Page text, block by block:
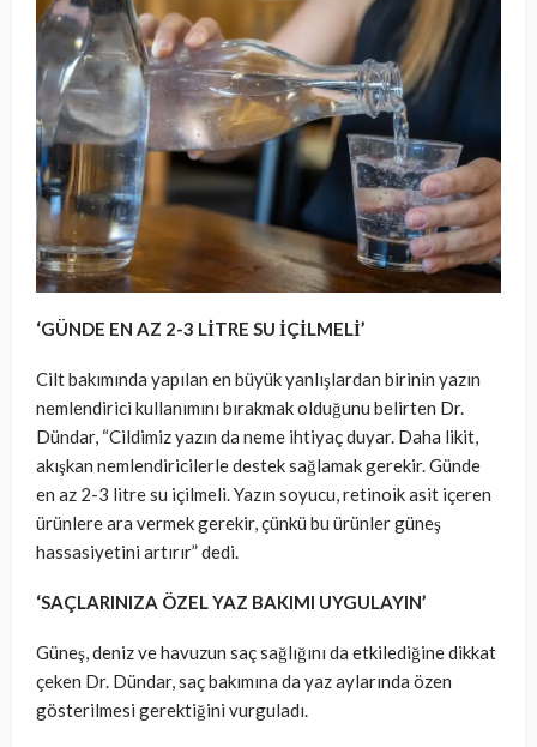
‘GÜNDE EN AZ 2-3 LİTRE SU İÇİLMELİ’
Cilt bakımında yapılan en büyük yanlışlardan birinin yazın
nemlendirici kullanımını bırakmak olduğunu belirten Dr.
Dündar, “Cildimiz yazın da neme ihtiyaç duyar. Daha likit,
akışkan nemlendiricilerle destek sağlamak gerekir. Günde
en az 2-3 litre su içilmeli. Yazın soyucu, retinoik asit içeren
ürünlere ara vermek gerekir, çünkü bu ürünler güneş
hassasiyetini artırır” dedi.
‘SAÇLARINIZA ÖZEL YAZ BAKIMI UYGULAYIN’
Güneş, deniz ve havuzun saç sağlığını da etkilediğine dikkat
çeken Dr. Dündar, saç bakımına da yaz aylarında özen
gösterilmesi gerektiğini vurguladı.